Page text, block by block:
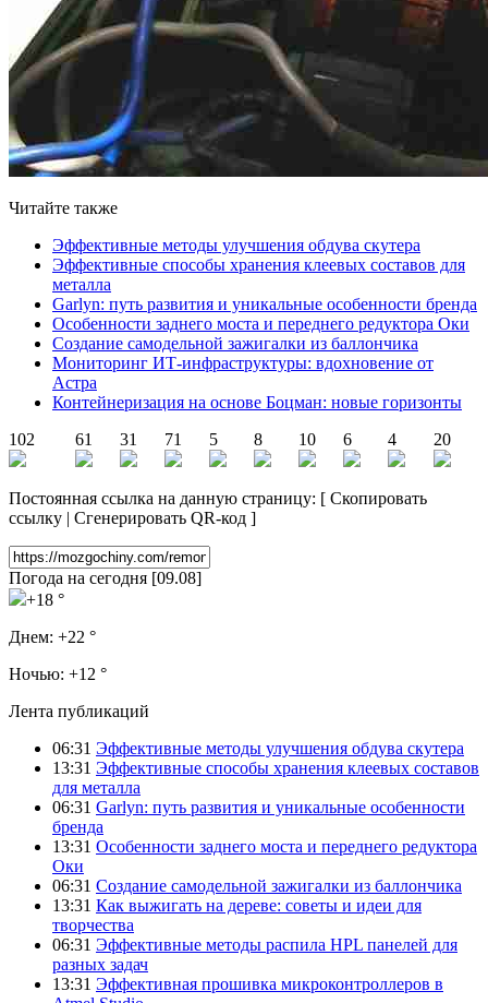
Читайте также
Эффективные методы улучшения обдува скутера
Эффективные способы хранения клеевых составов для
металла
Garlyn: путь развития и уникальные особенности бренда
Особенности заднего моста и переднего редуктора Оки
Создание самодельной зажигалки из баллончика
Мониторинг ИТ-инфраструктуры: вдохновение от
Астра
Контейнеризация на основе Боцман: новые горизонты
102
61 31 71 5 8 10 6 4 20
Постоянная ссылка на данную страницу: [ Скопировать
ссылку | Сгенерировать QR-код ]
Погода на сегодня [09.08]
+18 °
Днем: +22 °
Ночью: +12 °
Лента публикаций
06:31 Эффективные методы улучшения обдува скутера
13:31 Эффективные способы хранения клеевых составов
для металла
06:31 Garlyn: путь развития и уникальные особенности
бренда
13:31 Особенности заднего моста и переднего редуктора
Оки
06:31 Создание самодельной зажигалки из баллончика
13:31 Как выжигать на дереве: советы и идеи для
творчества
06:31 Эффективные методы распила HPL панелей для
разных задач
13:31 Эффективная прошивка микроконтроллеров в